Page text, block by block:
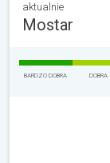
aktualnie
Mostar
BARDZO DOBRA DOBRA